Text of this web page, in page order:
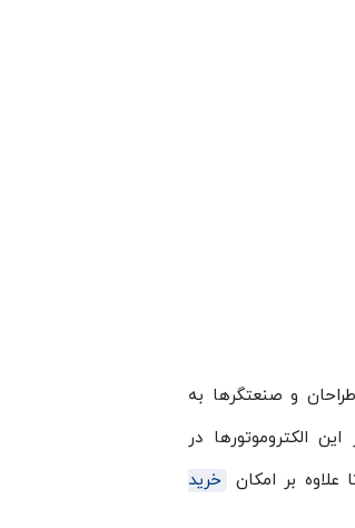
و صنعتگرها به
الکتروموتورها در
بر امکان
خرید